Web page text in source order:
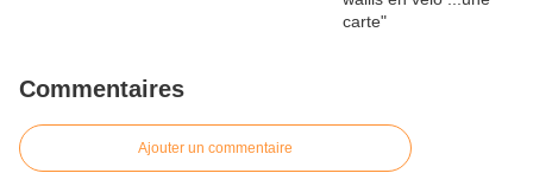
Commentaires
Ajouter un commentaire